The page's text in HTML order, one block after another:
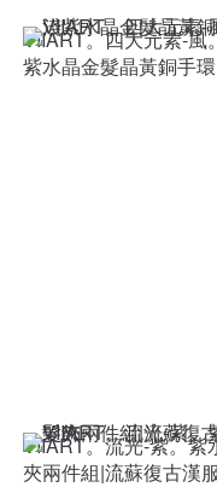
VIIART。四大元素-風
紫水晶金髮晶黃銅手環
VIIART。流光-紫。紫
夾兩件組|流蘇復古漢